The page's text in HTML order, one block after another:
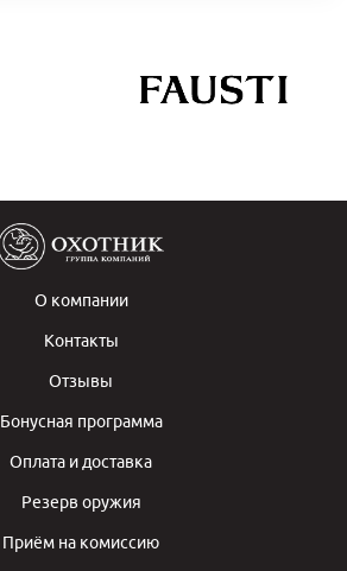
О компании
Контакты
Отзывы
Бонусная программа
Оплата и доставка
Резерв оружия
Приём на комиссию